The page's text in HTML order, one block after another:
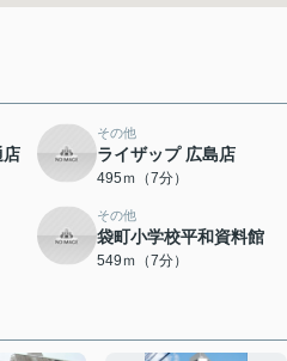
店
その他
ライザップ 広島店
495ｍ（7分）
その他
袋町小学校平和資料館
549ｍ（7分）